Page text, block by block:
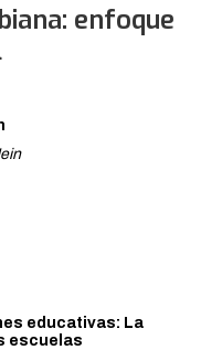
enfoque
educativas: La
escuelas